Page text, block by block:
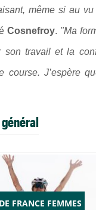
même si au
Cosnefroy. "Ma
son travail et la
J’espère
général
FRANCE FEMMES